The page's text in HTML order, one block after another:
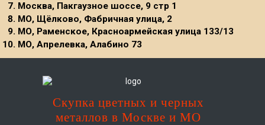
Москва, Пакгаузное шоссе, 9 стр 1
МО, Щёлково, Фабричная улица, 2
МО, Раменское, Красноармейская улица 133/13
МО, Апрелевка, Алабино 73
Скупка цветных и черных
металлов в Москве и МО